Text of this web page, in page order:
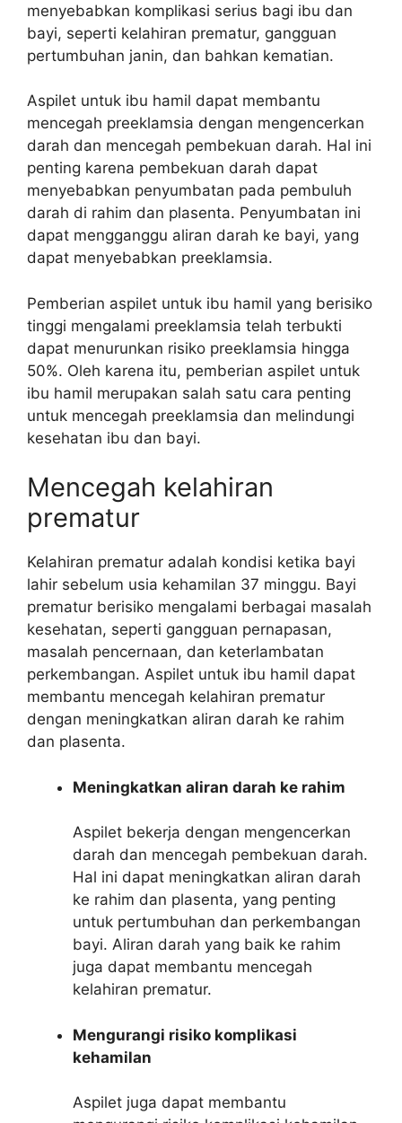
menyebabkan komplikasi serius bagi ibu dan
bayi, seperti kelahiran prematur, gangguan
pertumbuhan janin, dan bahkan kematian.
Aspilet untuk ibu hamil dapat membantu
mencegah preeklamsia dengan mengencerkan
darah dan mencegah pembekuan darah. Hal ini
penting karena pembekuan darah dapat
menyebabkan penyumbatan pada pembuluh
darah di rahim dan plasenta. Penyumbatan ini
dapat mengganggu aliran darah ke bayi, yang
dapat menyebabkan preeklamsia.
Pemberian aspilet untuk ibu hamil yang berisiko
tinggi mengalami preeklamsia telah terbukti
dapat menurunkan risiko preeklamsia hingga
50%. Oleh karena itu, pemberian aspilet untuk
ibu hamil merupakan salah satu cara penting
untuk mencegah preeklamsia dan melindungi
kesehatan ibu dan bayi.
Mencegah kelahiran
prematur
Kelahiran prematur adalah kondisi ketika bayi
lahir sebelum usia kehamilan 37 minggu. Bayi
prematur berisiko mengalami berbagai masalah
kesehatan, seperti gangguan pernapasan,
masalah pencernaan, dan keterlambatan
perkembangan. Aspilet untuk ibu hamil dapat
membantu mencegah kelahiran prematur
dengan meningkatkan aliran darah ke rahim
dan plasenta.
Meningkatkan aliran darah ke rahim
Aspilet bekerja dengan mengencerkan
darah dan mencegah pembekuan darah.
Hal ini dapat meningkatkan aliran darah
ke rahim dan plasenta, yang penting
untuk pertumbuhan dan perkembangan
bayi. Aliran darah yang baik ke rahim
juga dapat membantu mencegah
kelahiran prematur.
Mengurangi risiko komplikasi
kehamilan
Aspilet juga dapat membantu